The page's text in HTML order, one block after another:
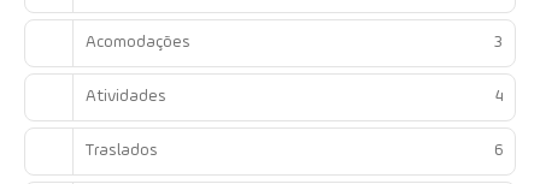
Acomodações 3
Atividades 4
Traslados 6